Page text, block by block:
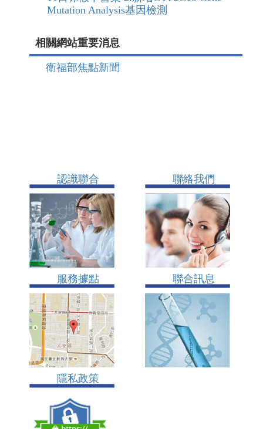
Mutation Analysis基因檢測
相關網站重要消息
衛福部焦點新聞
認識聯合 聯絡我們
服務據點 聯合訊息
隱私政策